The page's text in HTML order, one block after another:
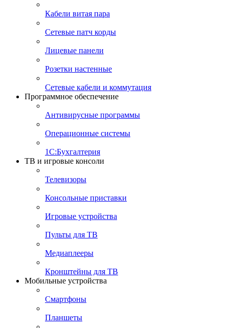
Кабели витая пара
Сетевые патч корды
Лицевые панели
Розетки настенные
Сетевые кабели и коммутация
Программное обеспечение
Антивирусные программы
Операционные системы
1С:Бухгалтерия
ТВ и игровые консоли
Телевизоры
Консольные приставки
Игровые устройства
Пульты для ТВ
Медиаплееры
Кронштейны для ТВ
Мобильные устройства
Смартфоны
Планшеты